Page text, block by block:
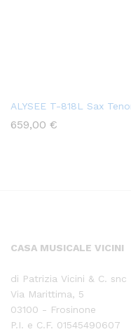
ALYSEE T-818L Sax
659,00 €
CASA MUSICALE VICINI
di Patrizia Vicini & C. snc
Via Marittima, 5
03100 - Frosinone
P.I. e C.F. 01545490607